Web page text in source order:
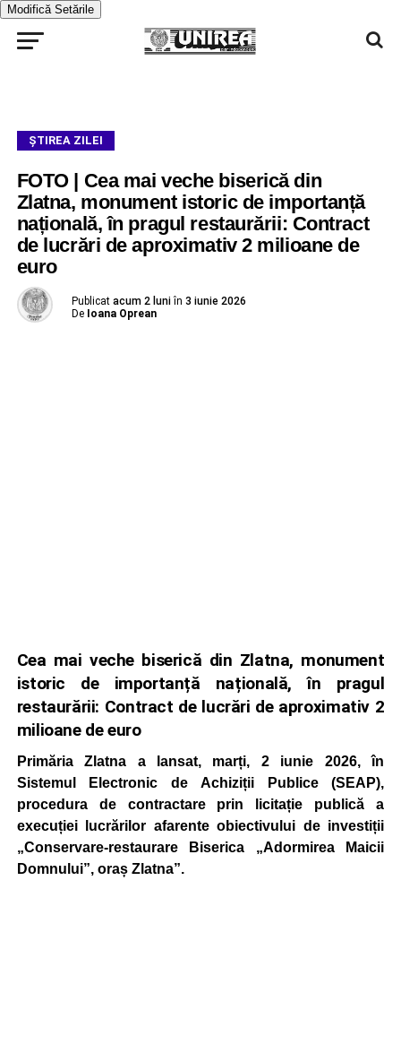
Modifică Setările
ŞTIREA ZILEI
FOTO | Cea mai veche biserică din
Zlatna, monument istoric de importanță
națională, în pragul restaurării: Contract
de lucrări de aproximativ 2 milioane de
euro
Publicat acum 2 luni în 3 iunie 2026
De Ioana Oprean
Cea mai veche biserică din Zlatna, monument
istoric de importanță națională, în pragul
restaurării: Contract de lucrări de aproximativ 2
milioane de euro
Primăria Zlatna a lansat, marți, 2 iunie 2026, în
Sistemul Electronic de Achiziții Publice (SEAP),
procedura de contractare prin licitație publică a
execuției lucrărilor afarente obiectivului de investiții
„Conservare-restaurare Biserica „Adormirea Maicii
Domnului”, oraș Zlatna”.